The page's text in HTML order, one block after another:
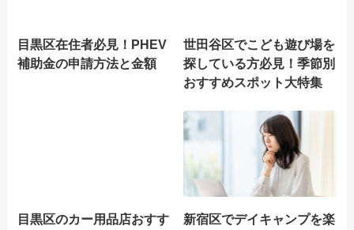
目黒区在住者必見！PHEV
補助金の申請方法と金額
世田谷区でこども遊び場を
探している方必見！季節別
おすすめスポット大特集
目黒区のカー用品店おすす
新宿区でデイキャンプを楽